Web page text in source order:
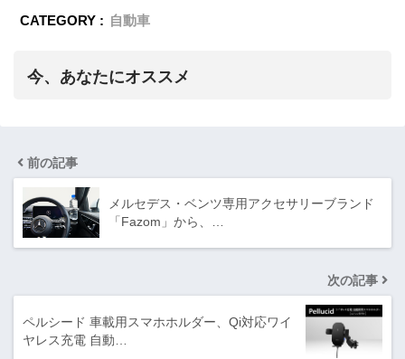
CATEGORY : 自動車
今、あなたにオススメ
前の記事
メルセデス・ベンツ専用アクセサリーブランド
「Fazom」から、…
次の記事
ペルシード 車載用スマホホルダー、Qi対応ワイ
ヤレス充電 自動…